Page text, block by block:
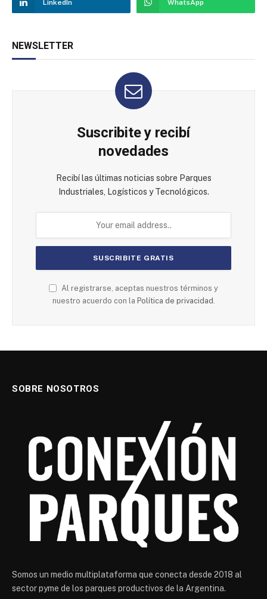
LinkedIn WhatsApp
NEWSLETTER
Suscribite y recibí
novedades
Recibí las últimas noticias sobre Parques
Industriales, Logísticos y Tecnológicos.
Al registrarse, aceptas nuestros términos y
nuestro acuerdo con la Política de privacidad.
SOBRE NOSOTROS
Somos un medio multiplataforma que conecta desde 2018 al
sector pyme de los parques productivos de la Argentina.